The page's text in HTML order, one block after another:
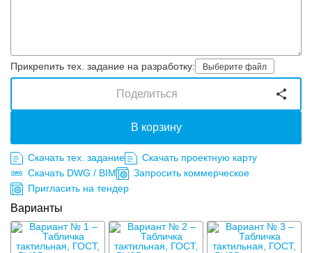
Прикрепить тех. задание на разработку: Выберите файл
В корзину
Поделиться
Скачать тех. задание
Скачать проектную карту
Скачать DWG / BIM
Запросить коммерческое
Пригласить на тендер
Варианты